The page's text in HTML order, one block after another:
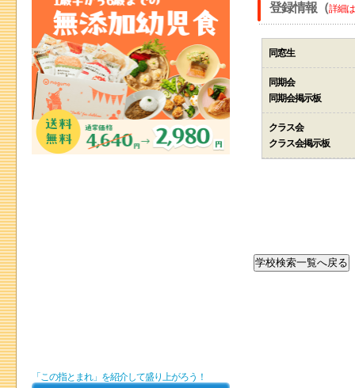
登録情報（詳細
同窓生
同期会
同期会掲示板
クラス会
クラス会掲示板
「この指とまれ」を紹介して盛り上がろう！